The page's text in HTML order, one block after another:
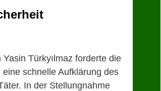
Türkyılmaz forderte die
schnelle Aufklärung des
In der Stellungnahme